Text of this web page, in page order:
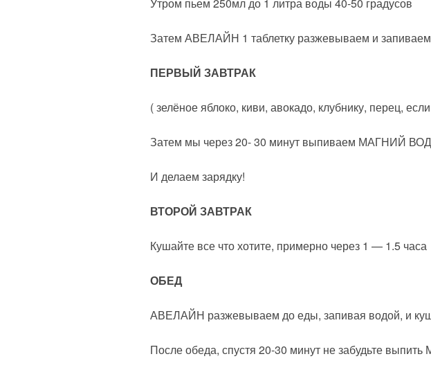
Утром пьем 250мл до 1 литра воды 40-50 градусов
Затем АВЕЛАЙН 1 таблетку разжевываем и
ПЕРВЫЙ ЗАВТРАК
( зелёное яблоко, киви, авокадо, клубнику, перец,
Затем мы через 20- 30 минут выпиваем МАГНИЙ
И делаем зарядку!
ВТОРОЙ ЗАВТРАК
Кушайте все что хотите, примерно через 1 — 1.5 часа
ОБЕД
АВЕЛАЙН разжевываем до еды, запивая водой, и
После обеда, спустя 20-30 минут не забудьте